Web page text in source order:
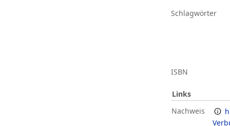
Schlagwörter
ISBN
Links
Nachweis